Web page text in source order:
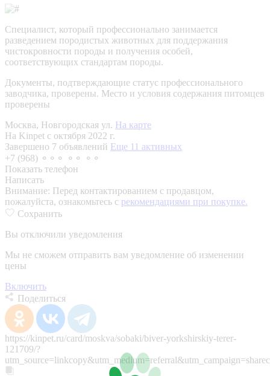
Специалист, который профессионально занимается
разведением породистых животных для поддержания
чистокровности породы и получения особей,
соответствующих стандартам породы.
Документы, подтверждающие статус профессионального
заводчика, проверены. Место и условия содержания питомцев
проверены
Москва, Новгородская ул. На карте
На Kinpet c октября 2022 г.
Завершено 7 объявлений Еще 11 активных
+7 (968) ⚬⚬⚬ ⚬⚬ ⚬⚬
Показать телефон
Написать
Внимание: Перед контактированием с продавцом,
пожалуйста, ознакомьтесь с рекомендациями при покупке.
Сохранить
Вы отключили уведомления
Мы не сможем отправить вам уведомление об изменении
цены
Включить
Поделиться
https://kinpet.ru/card/moskva/sobaki/biver-yorkshirskiy-terer-
121709/?